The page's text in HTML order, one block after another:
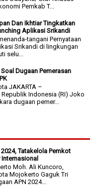
Pemkab T...
Dan Ikhtiar Tingkatkan
Aplikasi Srikandi
tangani Pernyataan
Srikandi di lingkungan
selu...
Dugaan Pemerasan
JAKARTA –
Indonesia (RI) Joko
dugaan pemer...
Tatakelola Pemkot
Moh. Ali Kuncoro,
Mojokerto Gaguk Tri
APN 2024...